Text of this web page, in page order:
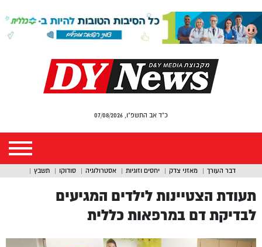
כ"ד אב התשפ"ו, 07/08/2026
דבר העורך מאזני צדק יחסים וזוגיות אסטרולוגיה סודוקו תשבץ
תעודת הצטיינות לילדים המגיעים
לבדיקת דם במרפאות כללית